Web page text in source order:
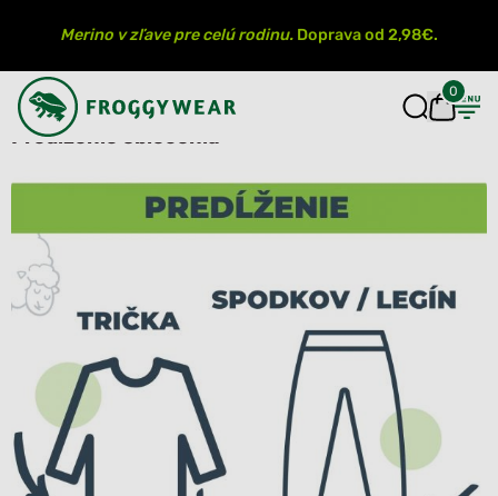
Merino v zľave pre celú rodinu. Doprava od 2,98€.
0
Predĺženie oblečenia